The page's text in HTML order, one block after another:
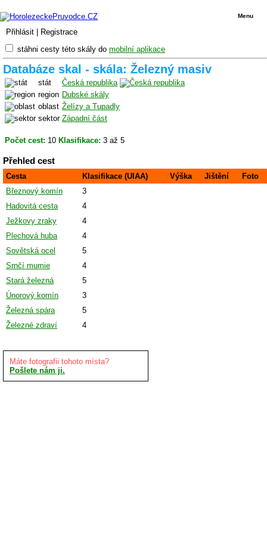
Přihlásit Registrace
Menu
stáhni cesty této skály do mobilní aplikace
Databáze skal - skála: Železný masiv
stát
Česká republika
region Dubské skály
oblast Želízy a Tupadly
sektor Západní část
Počet cest: 10 Klasifikace: 3 až 5
Přehled cest
Cesta Klasifikace (UIAA) Výška Jištění
Foto
Březnový komín
3
Hadovitá cesta
4
Ježkovy zraky
4
Plechová huba
4
Sovětská ocel
5
Srnčí mumie
4
Stará železná
5
Únorový komín
3
Železná spára
5
Železné zdraví
4
Máte fotografii tohoto místa?
Pošlete nám ji.